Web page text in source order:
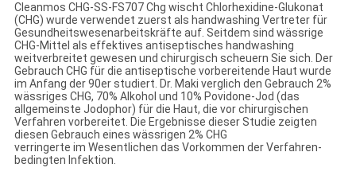
Cleanmos CHG-SS-FS707 Chg wischt Chlorhexidine-Glukonat
(CHG) wurde verwendet zuerst als handwashing Vertreter für
Gesundheitswesenarbeitskräfte auf. Seitdem sind wässrige
CHG-Mittel als effektives antiseptisches handwashing
weitverbreitet gewesen und chirurgisch scheuern Sie sich. Der
Gebrauch CHG für die antiseptische vorbereitende Haut wurde
im Anfang der 90er studiert. Dr. Maki verglich den Gebrauch 2%
wässriges CHG, 70% Alkohol und 10% Povidone-Jod (das
allgemeinste Jodophor) für die Haut, die vor chirurgischen
Verfahren vorbereitet. Die Ergebnisse dieser Studie zeigten
diesen Gebrauch eines wässrigen 2% CHG
verringerte im Wesentlichen das Vorkommen der Verfahren-
bedingten Infektion.